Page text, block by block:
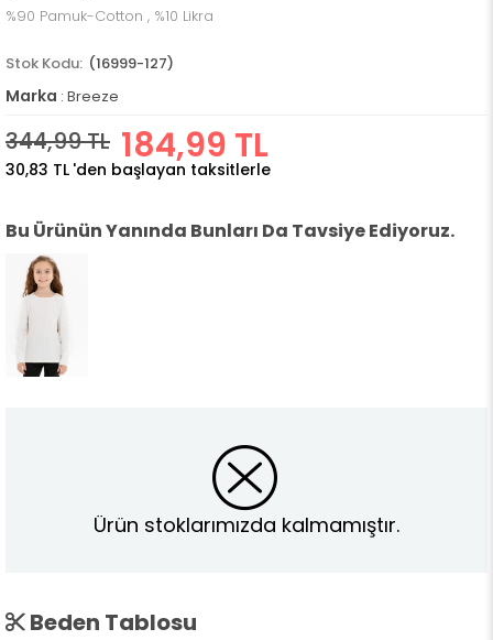
%90 Pamuk-Cotton , %10 Likra
(16999-127)
Marka : Breeze
344,99 TL 184,99 TL
30,83 TL 'den başlayan taksitlerle
Bu Ürünün Yanında Bunları Da Tavsiye Ediyoruz.
Ürün stoklarımızda kalmamıştır.
Beden Tablosu